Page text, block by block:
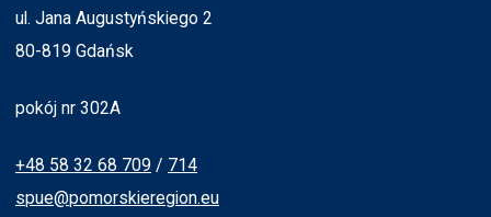
ul. Jana Augustyńskiego 2
80-819 Gdańsk
pokój nr 302A
+48 58 32 68 709 / 714
spue@pomorskieregion.eu